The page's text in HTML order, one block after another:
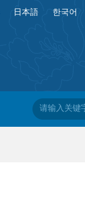
日本語 한국어